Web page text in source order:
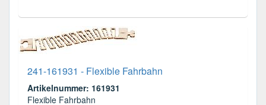
241-161931 - Flexible Fahrbahn
Artikelnummer: 161931
Flexible Fahrbahn